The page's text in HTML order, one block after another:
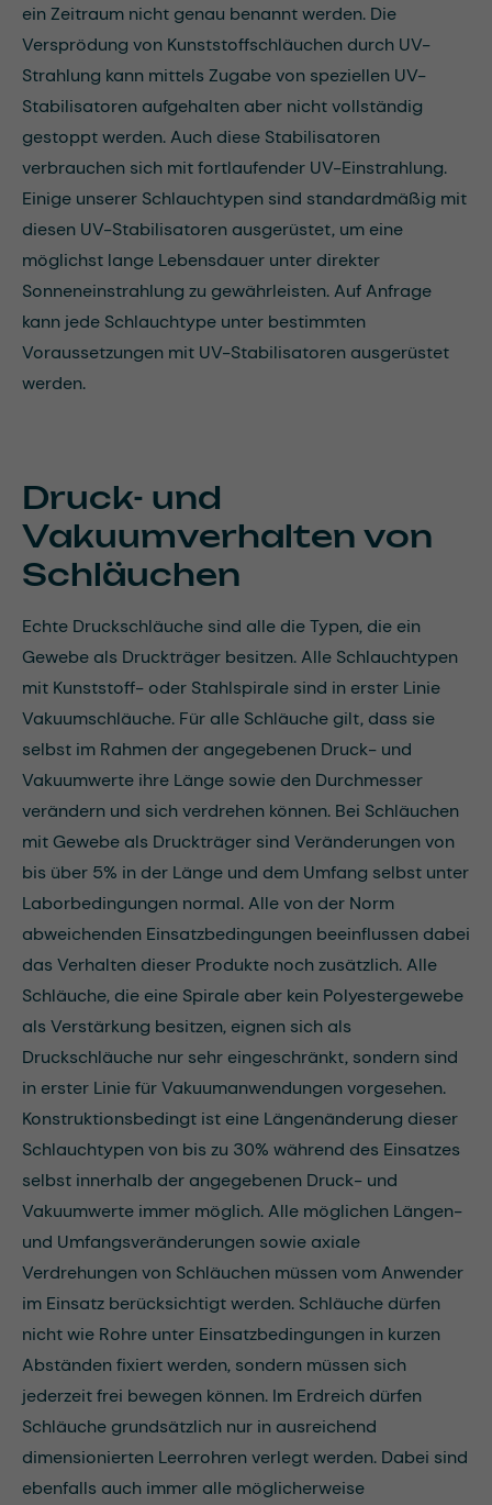
ein Zeitraum nicht genau benannt werden. Die
Versprödung von Kunststoffschläuchen durch UV-
Strahlung kann mittels Zugabe von speziellen UV-
Stabilisatoren aufgehalten aber nicht vollständig
gestoppt werden. Auch diese Stabilisatoren
verbrauchen sich mit fortlaufender UV-Einstrahlung.
Einige unserer Schlauchtypen sind standardmäßig mit
diesen UV-Stabilisatoren ausgerüstet, um eine
möglichst lange Lebensdauer unter direkter
Sonneneinstrahlung zu gewährleisten. Auf Anfrage
kann jede Schlauchtype unter bestimmten
Voraussetzungen mit UV-Stabilisatoren ausgerüstet
werden.
Druck- und
Vakuumverhalten von
Schläuchen
Echte Druckschläuche sind alle die Typen, die ein
Gewebe als Druckträger besitzen. Alle Schlauchtypen
mit Kunststoff- oder Stahlspirale sind in erster Linie
Vakuumschläuche. Für alle Schläuche gilt, dass sie
selbst im Rahmen der angegebenen Druck- und
Vakuumwerte ihre Länge sowie den Durchmesser
verändern und sich verdrehen können. Bei Schläuchen
mit Gewebe als Druckträger sind Veränderungen von
bis über 5% in der Länge und dem Umfang selbst unter
Laborbedingungen normal. Alle von der Norm
abweichenden Einsatzbedingungen beeinflussen dabei
das Verhalten dieser Produkte noch zusätzlich. Alle
Schläuche, die eine Spirale aber kein Polyestergewebe
als Verstärkung besitzen, eignen sich als
Druckschläuche nur sehr eingeschränkt, sondern sind
in erster Linie für Vakuumanwendungen vorgesehen.
Konstruktionsbedingt ist eine Längenänderung dieser
Schlauchtypen von bis zu 30% während des Einsatzes
selbst innerhalb der angegebenen Druck- und
Vakuumwerte immer möglich. Alle möglichen Längen-
und Umfangsveränderungen sowie axiale
Verdrehungen von Schläuchen müssen vom Anwender
im Einsatz berücksichtigt werden. Schläuche dürfen
nicht wie Rohre unter Einsatzbedingungen in kurzen
Abständen fixiert werden, sondern müssen sich
jederzeit frei bewegen können. Im Erdreich dürfen
Schläuche grundsätzlich nur in ausreichend
dimensionierten Leerrohren verlegt werden. Dabei sind
ebenfalls auch immer alle möglicherweise